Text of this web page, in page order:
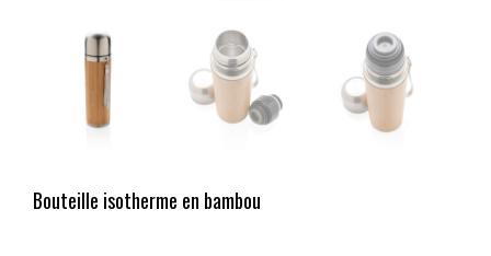
Bouteille isotherme en bambou